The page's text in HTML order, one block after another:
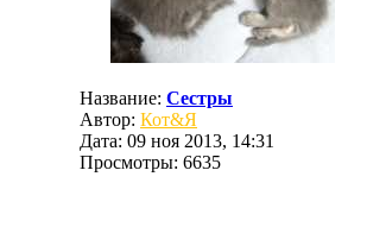
Название: Сестры
Автор: Кот&Я
Дата: 09 ноя 2013, 14:31
Просмотры: 6635